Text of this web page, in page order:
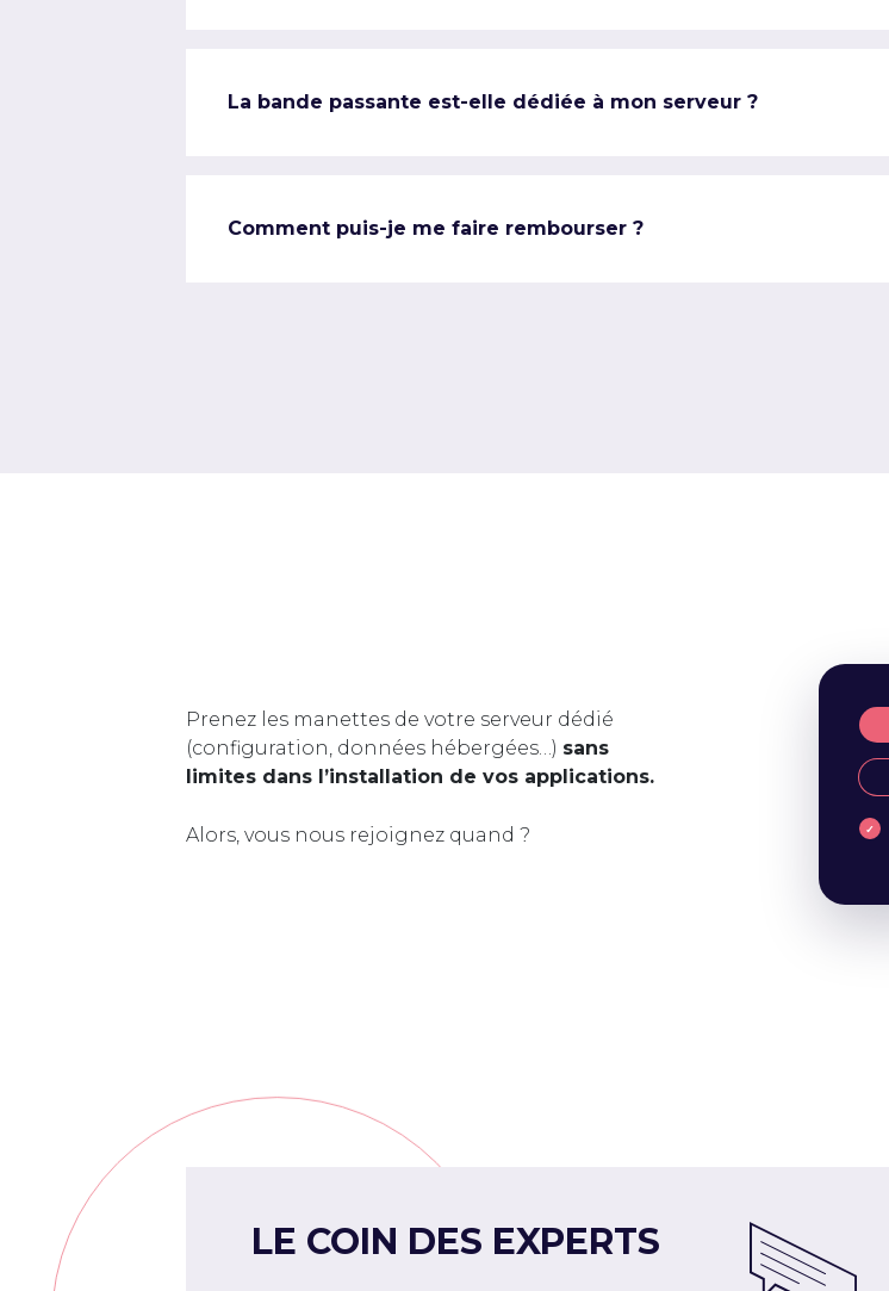
La bande passante est-elle dédiée à mon serveur ?
Comment puis-je me faire rembourser ?
Prenez les manettes de votre serveur dédié
(configuration, données hébergées…) sans
limites dans l’installation de vos applications.
Alors, vous nous rejoignez quand ?
LE COIN DES EXPERTS